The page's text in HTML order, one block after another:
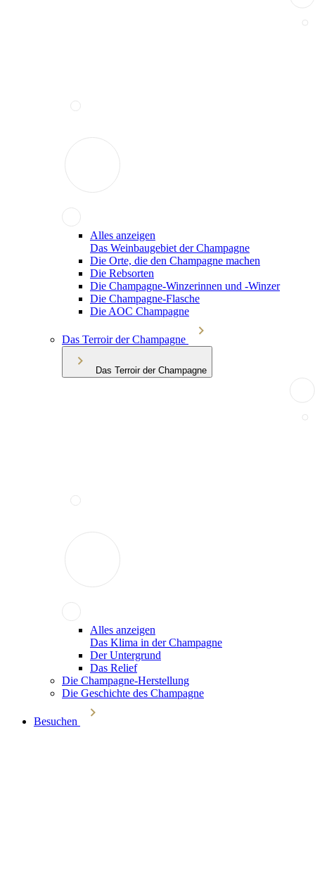
Alles anzeigen
Das Weinbaugebiet der Champagne
Die Orte, die den Champagne machen
Die Rebsorten
Die Champagne-Winzerinnen und -Winzer
Die Champagne-Flasche
Die AOC Champagne
Das Terroir der Champagne
Das Terroir der Champagne
Alles anzeigen
Das Klima in der Champagne
Der Untergrund
Das Relief
Die Champagne-Herstellung
Die Geschichte des Champagne
Besuchen